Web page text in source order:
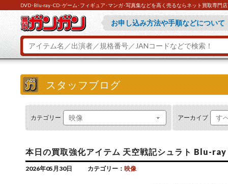
DVD･Blu-ray･CD･ゲーム･フィギュア･マンガ･写真集などを高く売るならネット買取専門
スタッフブログ
カテゴリー アーカイブ
本日の買取強化アイテム 天空戦記シュラト Blu-
2026年05月30日 カテゴリー： 映像
買取ガンガンが選ばれている理由
お申し込み方法や手順などについ
とにかくお急ぎの方は『ラクラク
ご不明な点があれば『よくあるご質